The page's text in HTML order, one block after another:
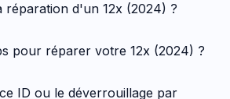
réparation d'un 12x (2024) ?
pour réparer votre 12x (2024) ?
ID ou le déverrouillage par